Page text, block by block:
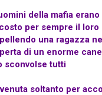
della mafia
per sempre il loro
una ragazza
di un enorme
sconvolse tutti
soltanto per